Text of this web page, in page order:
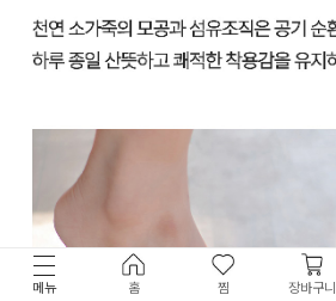
메뉴 홈 찜 장바구니